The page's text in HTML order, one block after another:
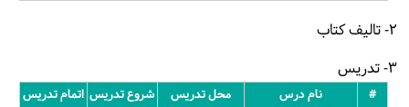
۲- تالیف کتاب
۳- تدریس
# نام درس محل تدریس شروع تدریس اتمام تدریس